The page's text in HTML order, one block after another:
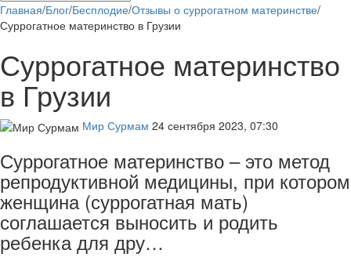
Главная/Блог/Бесплодие/Отзывы о суррогатном материнстве/
Суррогатное материнство в Грузии
Суррогатное материнство
в Грузии
Мир Сурмам 24 сентября 2023, 07:30
Суррогатное материнство – это метод
репродуктивной медицины, при котором
женщина (суррогатная мать)
соглашается выносить и родить
ребенка для дру…